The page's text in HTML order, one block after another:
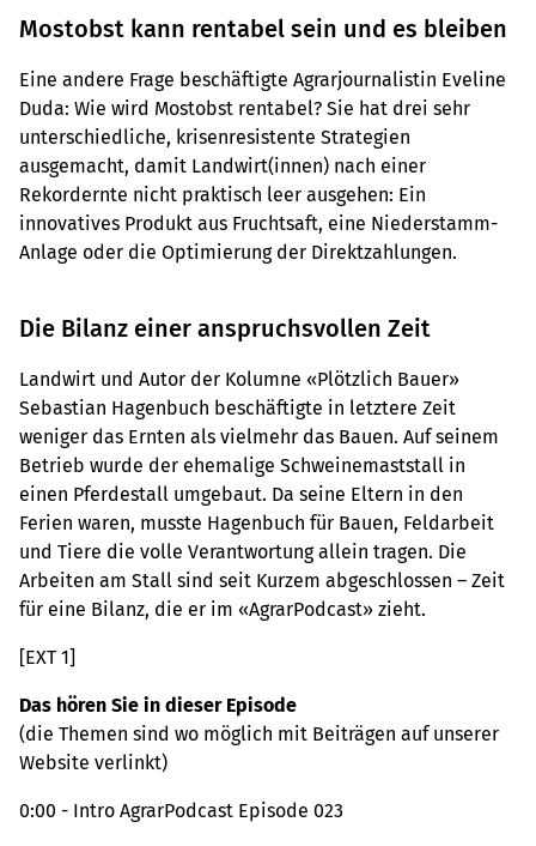
Mostobst kann rentabel sein und es bleiben
Eine andere Frage beschäftigte Agrarjournalistin Eveline
Duda: Wie wird Mostobst rentabel? Sie hat drei sehr
unterschiedliche, krisenresistente Strategien
ausgemacht, damit Landwirt(innen) nach einer
Rekordernte nicht praktisch leer ausgehen: Ein
innovatives Produkt aus Fruchtsaft, eine Niederstamm-
Anlage oder die Optimierung der Direktzahlungen.
Die Bilanz einer anspruchsvollen Zeit
Landwirt und Autor der Kolumne «Plötzlich Bauer»
Sebastian Hagenbuch beschäftigte in letztere Zeit
weniger das Ernten als vielmehr das Bauen. Auf seinem
Betrieb wurde der ehemalige Schweinemaststall in
einen Pferdestall umgebaut. Da seine Eltern in den
Ferien waren, musste Hagenbuch für Bauen, Feldarbeit
und Tiere die volle Verantwortung allein tragen. Die
Arbeiten am Stall sind seit Kurzem abgeschlossen – Zeit
für eine Bilanz, die er im «AgrarPodcast» zieht.
[EXT 1]
Das hören Sie in dieser Episode
(die Themen sind wo möglich mit Beiträgen auf unserer
Website verlinkt)
0:00 - Intro AgrarPodcast Episode 023